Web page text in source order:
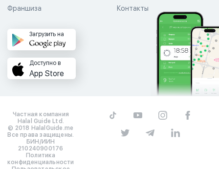
Контакты
Франшиза
Загрузить на
Доступно в
App Store
Частная компания
Halal Guide Ltd.
© 2018 HalalGuide.me
Все права защищены.
БИН/ИИН
210240900176
Политика
конфиденциальности